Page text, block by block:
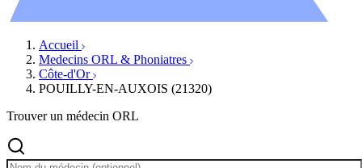
Accueil
Medecins ORL & Phoniatres
Côte-d'Or
POUILLY-EN-AUXOIS (21320)
Trouver un médecin ORL